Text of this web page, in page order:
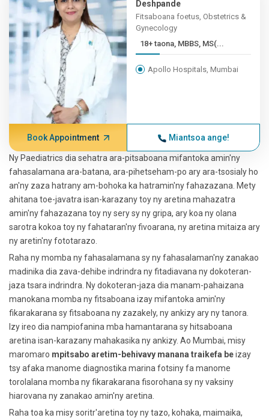
Deshpande
Fitsaboana foetus, Obstetrics &
Gynecology
18+ taona, MBBS, MS(...
Apollo Hospitals, Mumbai
Book Appointment Miantsoa ange!
Ny Paediatrics dia sehatra ara-pitsaboana mifantoka amin'ny
fahasalamana ara-batana, ara-pihetseham-po ary ara-tsosialy ho
an'ny zaza hatrany am-bohoka ka hatramin'ny fahazazana. Mety
ahitana toe-javatra isan-karazany toy ny aretina mahazatra
amin'ny fahazazana toy ny sery sy ny gripa, ary koa ny olana
sarotra kokoa toy ny fahataran'ny fivoarana, ny aretina mitaiza ary
ny aretin'ny fototarazo.
Raha ny momba ny fahasalamana sy ny fahasalaman'ny zanakao
madinika dia zava-dehibe indrindra ny fitadiavana ny dokoteran-
jaza tsara indrindra. Ny dokoteran-jaza dia manam-pahaizana
manokana momba ny fitsaboana izay mifantoka amin'ny
fikarakarana sy fitsaboana ny zazakely, ny ankizy ary ny tanora.
Izy ireo dia nampiofanina mba hamantarana sy hitsaboana
aretina isan-karazany mahakasika ny ankizy. Ao Mumbai, misy
maromaro mpitsabo aretim-behivavy manana traikefa beizay
tsy afaka manome diagnostika marina fotsiny fa manome
torolalana momba ny fikarakarana fisorohana sy ny vaksiny
hiarovana ny zanakao amin'ny aretina.
Raha toa ka misy soritr'aretina toy ny tazo, kohaka, maimaika,